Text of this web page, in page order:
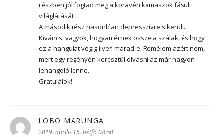
részben jól fogtad meg a koravén kamaszok fásult
világlátását.
A második rész hasonlóan depresszívre sikerült.
Kíváncsi vagyok, hogyan érnek össze a szálak, és hogy
ez a hangulat végig ilyen marad-e. Remélem azért nem,
mert egy regényén keresztül olvasni az már nagyon
lehangoló lenne.
Gratulálok!
LOBO MARUNGA
2019. április 15. hétfő 08:50